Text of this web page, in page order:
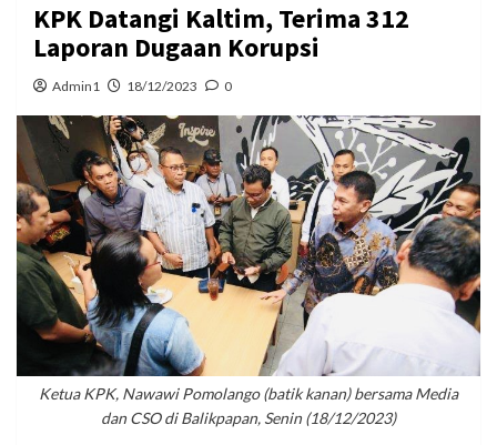
KPK Datangi Kaltim, Terima 312
Laporan Dugaan Korupsi
Admin1 18/12/2023 0
Ketua KPK, Nawawi Pomolango (batik kanan) bersama Media
dan CSO di Balikpapan, Senin (18/12/2023)